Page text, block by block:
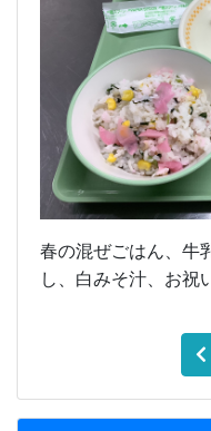
春の混ぜごはん、牛
し、白みそ汁、お祝